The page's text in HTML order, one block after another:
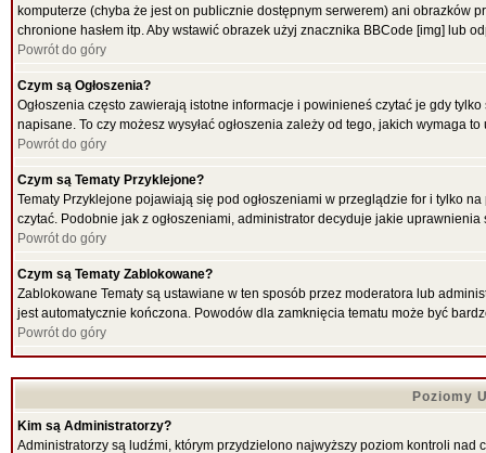
komputerze (chyba że jest on publicznie dostępnym serwerem) ani obrazków
chronione hasłem itp. Aby wstawić obrazek użyj znacznika BBCode [img] lub
Powrót do góry
Czym są Ogłoszenia?
Ogłoszenia często zawierają istotne informacje i powinieneś czytać je gdy
napisane. To czy możesz wysyłać ogłoszenia zależy od tego, jakich wymaga
Powrót do góry
Czym są Tematy Przyklejone?
Tematy Przyklejone pojawiają się pod ogłoszeniami w przeglądzie for i tylko
czytać. Podobnie jak z ogłoszeniami, administrator decyduje jakie
Powrót do góry
Czym są Tematy Zablokowane?
Zablokowane Tematy są ustawiane w ten sposób przez moderatora lub
jest automatycznie kończona. Powodów dla zamknięcia tematu może być
Powrót do góry
Poziomy
Kim są Administratorzy?
Administratorzy są ludźmi, którym przydzielono najwyższy poziom kontroli nad